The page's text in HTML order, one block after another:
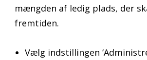
mængden af ledig plads, der
fremtiden.
Vælg indstillingen